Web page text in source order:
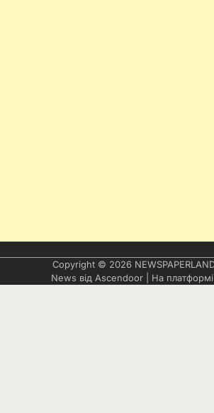
Copyright © 2026
News від Ascendoor| На платформі